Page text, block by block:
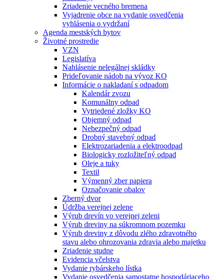
Zriadenie vecného bremena
Vyjadrenie obce na vydanie osvedčenia
vyhlásenia o vydržaní
Agenda mestských bytov
Životné prostredie
VZN
Legislatíva
Nahlásenie nelegálnej skládky
Prideľovanie nádob na vývoz KO
Informácie o nakladaní s odpadom
Kalendár zvozu
Komunálny odpad
Vytriedené zložky KO
Objemný odpad
Nebezpečný odpad
Drobný stavebný odpad
Elektrozariadenia a elektroodpad
Biologicky rozložiteľný odpad
Oleje a tuky
Textil
Výmenný zber papiera
Označovanie obalov
Zberný dvor
Údržba verejnej zelene
Výrub drevín vo verejnej zeleni
Výrub dreviny na súkromnom pozemku
Výrub dreviny z dôvodu zlého zdravotného
stavu alebo ohrozovania zdravia alebo majetku
Zriadenie studne
Evidencia včelstva
Vydanie rybárskeho lístka
Vydanie osvedčenia samostatne hospodáriaceho